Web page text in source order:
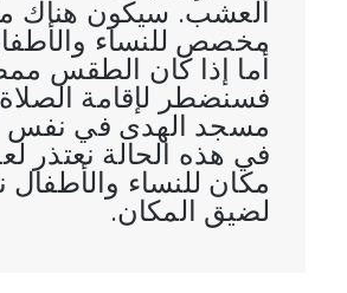
العشب. سيكون هناك
مخصص للنساء
أما إذا كان الطقس
فسنضطر لإقامة
مسجد الهدى في نفس
في هذه الحالة نعتذر
مكان للنساء والأطفال
لضيق المكان.